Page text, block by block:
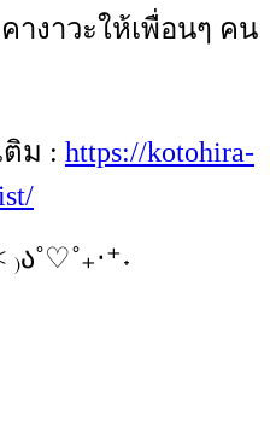
างาวะให้เพื่อนๆ คน
ติม : https://kotohira-